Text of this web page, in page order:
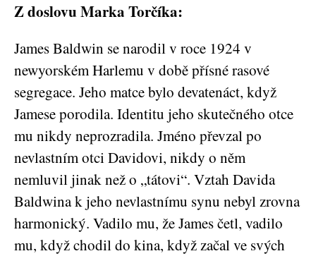
Z doslovu Marka Torčíka:
James Baldwin se narodil v roce 1924 v
newyorském Harlemu v době přísné rasové
segregace. Jeho matce bylo devatenáct, když
Jamese porodila. Identitu jeho skutečného otce
mu nikdy neprozradila. Jméno převzal po
nevlastním otci Davidovi, nikdy o něm
nemluvil jinak než o „tátovi“. Vztah Davida
Baldwina k jeho nevlastnímu synu nebyl zrovna
harmonický. Vadilo mu, že James četl, vadilo
mu, když chodil do kina, když začal ve svých